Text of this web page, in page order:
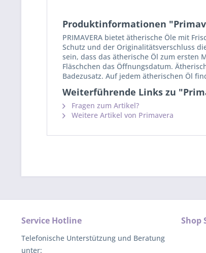
Produktinformationen
PRIMAVERA bietet ätherische Öle mit
Schutz und der Originalitätsverschluss
sein, dass das ätherische Öl zum ersten
Fläschchen das Öffnungsdatum.
Badezusatz. Auf jedem ätherischen Öl
Weiterführende Links zu
Fragen zum Artikel?
Weitere Artikel von Primavera
Service Hotline
Telefonische Unterstützung und Beratung
unter:
Shop